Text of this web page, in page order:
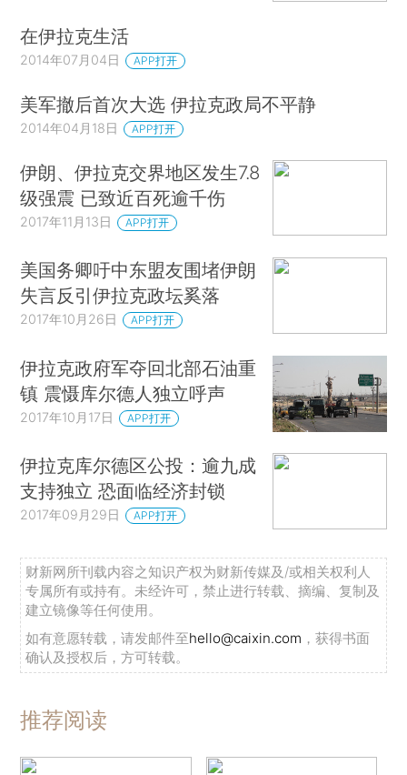
在伊拉克生活
2014年07月04日 APP打开
美军撤后首次大选 伊拉克政局不平静
2014年04月18日 APP打开
伊朗、伊拉克交界地区发生7.8
级强震 已致近百死逾千伤
2017年11月13日 APP打开
美国务卿吁中东盟友围堵伊朗
失言反引伊拉克政坛奚落
2017年10月26日 APP打开
伊拉克政府军夺回北部石油重
镇 震慑库尔德人独立呼声
2017年10月17日 APP打开
伊拉克库尔德区公投：逾九成
支持独立 恐面临经济封锁
2017年09月29日 APP打开
财新网所刊载内容之知识产权为财新传媒及/或相关权利人
专属所有或持有。未经许可，禁止进行转载、摘编、复制及
建立镜像等任何使用。
如有意愿转载，请发邮件至hello@caixin.com ，获得书面
确认及授权后，方可转载。
推荐阅读